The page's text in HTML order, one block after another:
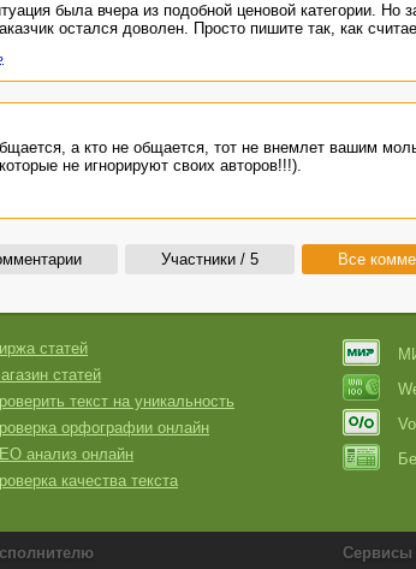
была вчера из подобной ценовой категории. Но
остался доволен. Просто пишите так, как
а кто не общается, тот не внемлет вашим
не игнорируют своих авторов!!!).
Участники / 5 Все
статей
статей
текст на уникальность
орфографии онлайн
анализ онлайн
качества текста
Сервисы